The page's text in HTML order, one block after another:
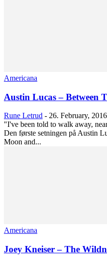
Americana
Austin Lucas – Between
Rune Letrud - 26. February, 2016
"I've been told to walk away,
Den første setningen på Austin
Moon and...
Americana
Joey Kneiser – The